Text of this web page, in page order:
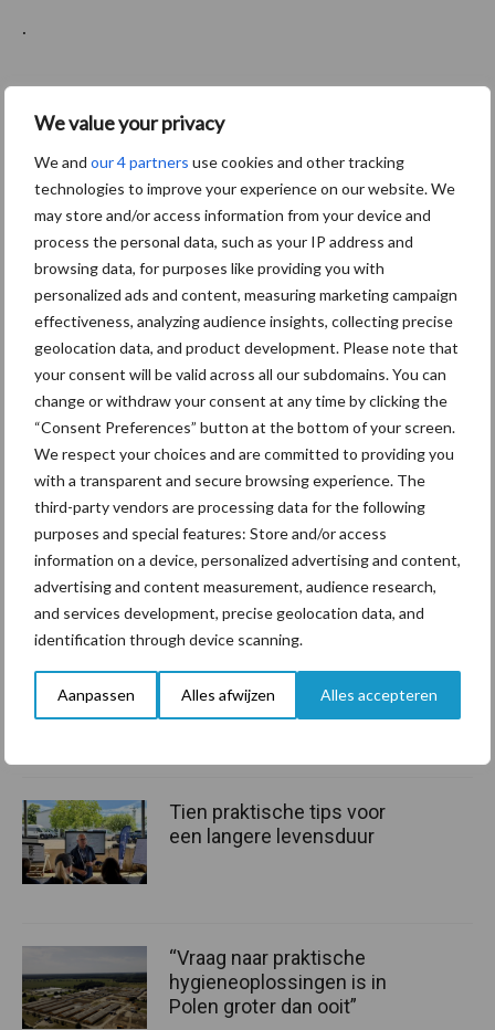
We value your privacy
We and our 4 partners use cookies and other tracking
technologies to improve your experience on our website. We
may store and/or access information from your device and
process the personal data, such as your IP address and
browsing data, for purposes like providing you with
personalized ads and content, measuring marketing campaign
effectiveness, analyzing audience insights, collecting precise
geolocation data, and product development. Please note that
your consent will be valid across all our subdomains. You can
change or withdraw your consent at any time by clicking the
“Consent Preferences” button at the bottom of your screen.
We respect your choices and are committed to providing you
with a transparent and secure browsing experience. The
third-party vendors are processing data for the following
purposes and special features: Store and/or access
information on a device, personalized advertising and content,
advertising and content measurement, audience research,
and services development, precise geolocation data, and
identification through device scanning.
Aanpassen Alles afwijzen Alles accepteren
·
Meer melkvee nieuws
Maak hier uw keuze:
bemesting Diergezondheid
Toon meer
Gerelateerde artikelen
BoviMove zorgt voor
betrouwbare
traceerbaarheid van
Tien praktische tips voor
een langere levensduur
“Vraag naar praktische
hygieneoplossingen is in
Polen groter dan ooit”